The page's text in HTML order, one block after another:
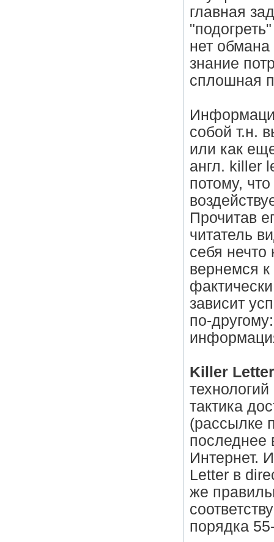
главная
нет
знание
сплошная
собой т.н.
или как
англ. killer
потому,
Прочитав
читатель
себя
вернемся
зависит
по-
Killer Letter
тактика
(рассылке
последнее
Интернет.
Letter в
же
порядка